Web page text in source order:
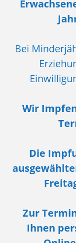
Bei
Wir
Die
Zur
Ihnen